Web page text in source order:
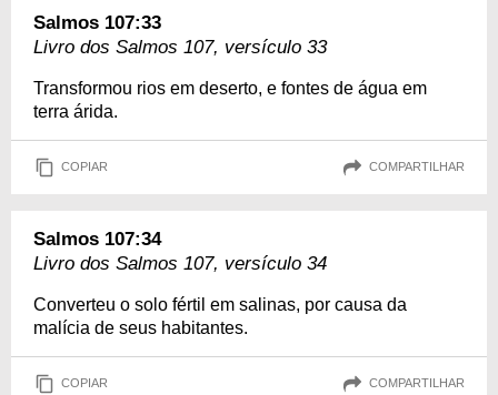
Salmos 107:33
Livro dos Salmos 107, versículo 33
Transformou rios em deserto, e fontes de água em
terra árida.
COPIAR COMPARTILHAR
Salmos 107:34
Livro dos Salmos 107, versículo 34
Converteu o solo fértil em salinas, por causa da
malícia de seus habitantes.
COPIAR COMPARTILHAR